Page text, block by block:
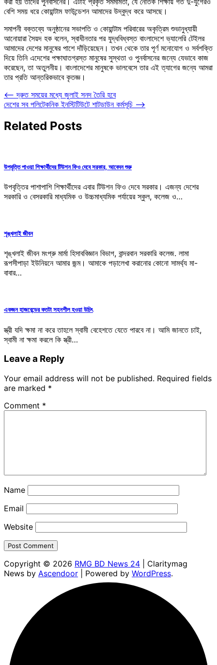
বেশি সময় ধরে কোয়ান্টাম ফাউন্ডেশন আমাদের উদ্বুদ্ধ করে আসছে।
সমাপনী বক্তব্যে অনুষ্ঠানের সভাপতি ও কোয়ান্টাম পরিবারের অকৃত্রিম শুভানুধ্যায়ী
আনোয়ারা সৈয়দ হক বলেন, স্বাধীনতার পর যুদ্ধবিধ্বস্ত বাংলাদেশে ভ্যালেরি টেইলর
আমাদের দেশের মানুষের পাশে দাঁড়িয়েছেন। তখন থেকে তার পূর্ণ মনোযোগ ও সর্বশক্তি
দিয়ে তিনি এদেশের পক্ষাঘাতগ্রস্ত মানুষের সুস্থতা ও পুনর্বাসনের জন্যে যেভাবে কাজ
করেছেন, তা অতুলনীয়। বাংলাদেশের মানুষকে ভালবেসে তার এই ত্যাগের জন্যে আমরা
তার প্রতি আন্তরিকভাবে কৃতজ্ঞ।
Post
navigation
⟵ দ্রুত সময়ের মধ্যে জুলাই সনদ তৈরি হবে
দেশের সব পলিটেকনিক ইনস্টিটিউটে শাটডাউন কর্মসূচি ⟶
Related Posts
উপবৃত্তি পাওয়া শিক্ষার্থীদের টিউশন ফিও দেবে সরকার, আবেদন শুরু
উপবৃত্তির পাশাপাশি শিক্ষার্থীদের এবার টিউশন ফিও দেবে সরকার। এজন্য দেশের
সরকারি ও বেসরকারি মাধ্যমিক ও উচ্চমাধ্যমিক পর্যায়ের স্কুল, কলেজ ও…
শৃঙ্খলাই জীবন
শৃঙ্খলাই জীবন মংপ্রু মার্মা হিসাববিজ্ঞান বিভাগ, বান্দরবান সরকারি কলেজ. লামা
রূপসীপাড়া ইউনিয়নে আমার জন্ম। আমাকে পড়ালেখা করানোর কোনো সামর্থ্য মা-
বাবার…
একজন হাজবেন্ডের কতটা সহনশীল হওয়া উচিৎ
স্ত্রী যদি ক্ষমা না করে তাহলে স্বামী বেহেশতে যেতে পারবে না। আমি জানতে চাই,
স্বামী না ক্ষমা করলে কি স্ত্রী…
Leave a Reply
Your email address will not be published. Required fields
are marked *
Comment *
Name
Email
Website
Copyright © 2026 RMG BD News 24 | Claritymag
News by Ascendoor | Powered by WordPress.